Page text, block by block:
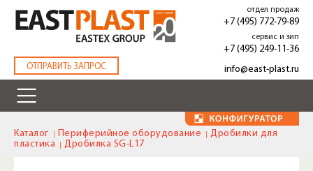
основному
содержанию
ОТПРАВИТЬ ЗАПРОС
отдел продаж
+7 (495) 772-79-89
сервис и зип
+7 (495) 249-11-36
info@east-plast.ru
Каталог Периферийное оборудование
Дробилки для
пластика
Дробилка SG-L17